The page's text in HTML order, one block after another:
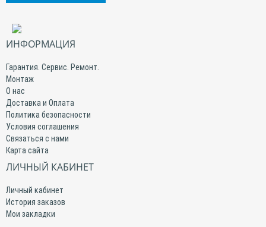
ИНФОРМАЦИЯ
Гарантия. Сервис. Ремонт.
Монтаж
О нас
Доставка и Оплата
Политика безопасности
Условия соглашения
Связаться с нами
Карта сайта
ЛИЧНЫЙ КАБИНЕТ
Личный кабинет
История заказов
Мои закладки